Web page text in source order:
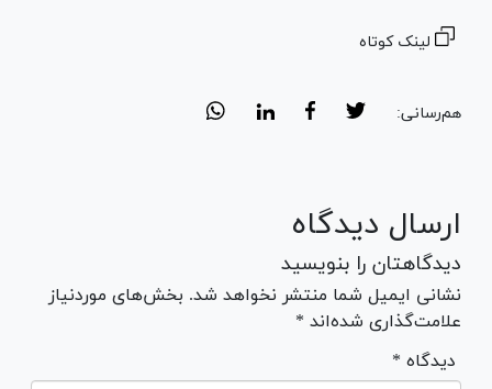
لینک کوتاه
هم‌رسانی:
ارسال دیدگاه
دیدگاهتان را بنویسید
نشانی ایمیل شما منتشر نخواهد شد. بخش‌های موردنیاز
علامت‌گذاری شده‌اند *
* دیدگاه